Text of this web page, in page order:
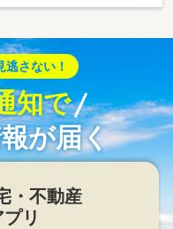
逃さない！
知で
が届く
・不動産
プリ